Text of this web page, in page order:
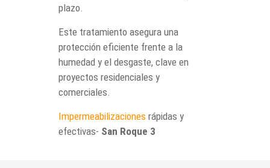
plazo.
Este tratamiento asegura una
protección eficiente frente a la
humedad y el desgaste, clave en
proyectos residenciales y
comerciales.
Impermeabilizaciones rápidas y
efectivas- San Roque 3